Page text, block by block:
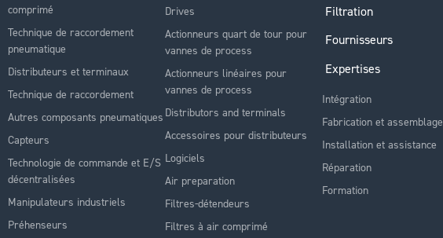
comprimé
Technique de raccordement
pneumatique
Distributeurs et terminaux
Technique de raccordement
Autres composants pneumatiques
Capteurs
Technologie de commande et E/S
décentralisées
Manipulateurs industriels
Préhenseurs
Drives
Actionneurs quart de tour pour
vannes de process
Actionneurs linéaires pour
vannes de process
Distributors and terminals
Accessoires pour distributeurs
Logiciels
Air preparation
Filtres-détendeurs
Filtres à air comprimé
Filtration
Fournisseurs
Expertises
Intégration
Fabrication et assemblage
Installation et assistance
Réparation
Formation